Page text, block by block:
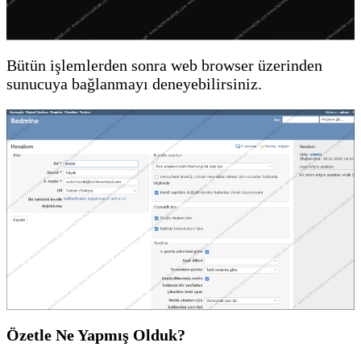
Bütün işlemlerden sonra web browser üzerinden
sunucuya bağlanmayı deneyebilirsiniz.
Özetle Ne Yapmış Olduk?